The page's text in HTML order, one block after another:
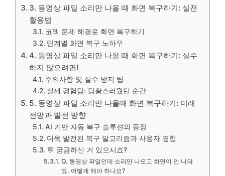
3. 동영상 파일 소리만 나올 때 화면 복구하기: 실전
활용법
코덱 문제 해결로 화면 복구하기
단계별 화면 복구 노하우
4. 동영상 파일 소리만 나올 때 화면 복구하기: 실수
하지 않으려면!
주의사항 및 실수 방지 팁
실제 경험담: 당황스러웠던 순간
5. 동영상 파일 소리만 나올때 화면 복구하기: 미래
전망과 발전 방향
AI 기반 자동 복구 솔루션의 등장
더욱 발전된 복구 알고리즘과 사용자 경험
💬 궁금하신 거 있으시죠?
Q. 동영상 파일인데 소리만 나오고 화면이 안 나와
요. 어떻게 해야 하나요?